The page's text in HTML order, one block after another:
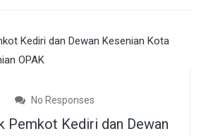
No Responses
Pemkot Kediri dan Dewan